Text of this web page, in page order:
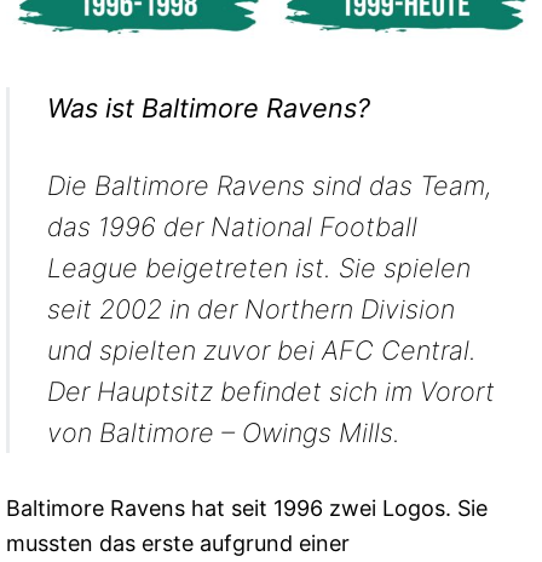
Was ist Baltimore Ravens?
Die Baltimore Ravens sind das Team,
das 1996 der National Football
League beigetreten ist. Sie spielen
seit 2002 in der Northern Division
und spielten zuvor bei AFC Central.
Der Hauptsitz befindet sich im Vorort
von Baltimore – Owings Mills.
Baltimore Ravens hat seit 1996 zwei Logos. Sie
mussten das erste aufgrund einer